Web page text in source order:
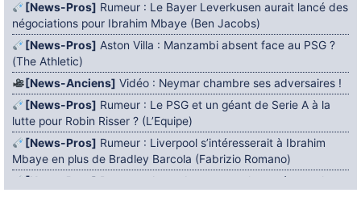
[News-Pros] Rumeur : Le Bayer Leverkusen aurait lancé des
négociations pour Ibrahim Mbaye (Ben Jacobs)
[News-Pros] Aston Villa : Manzambi absent face au PSG ?
(The Athletic)
[News-Anciens] Vidéo : Neymar chambre ses adversaires !
[News-Pros] Rumeur : Le PSG et un géant de Serie A à la
lutte pour Robin Risser ? (L’Equipe)
[News-Pros] Rumeur : Liverpool s’intéresserait à Ibrahim
Mbaye en plus de Bradley Barcola (Fabrizio Romano)
[News-Pros]
Rumeur : Accord contractuel trouvé entre le